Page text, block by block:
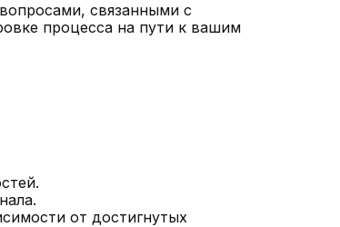
связанными с
процесса на пути к вашим
от достигнутых